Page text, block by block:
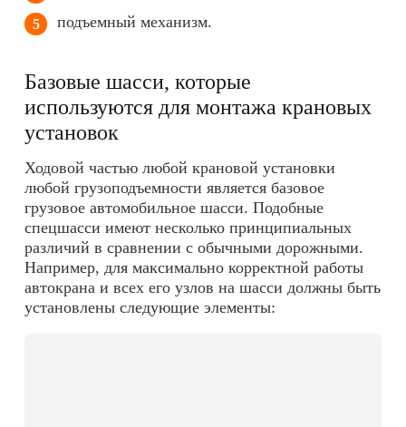
подъемный механизм.
Базовые шасси, которые
используются для монтажа крановых
установок
Ходовой частью любой крановой установки
любой грузоподъемности является базовое
грузовое автомобильное шасси. Подобные
спецшасси имеют несколько принципиальных
различий в сравнении с обычными дорожными.
Например, для максимально корректной работы
автокрана и всех его узлов на шасси должны быть
установлены следующие элементы: